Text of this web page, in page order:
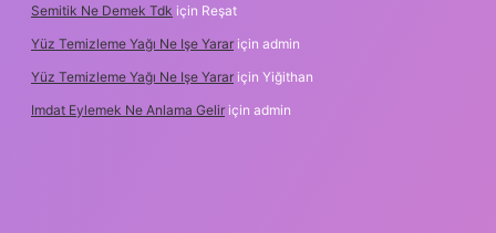
Semitik Ne Demek Tdk için Reşat
Yüz Temizleme Yağı Ne Işe Yarar için admin
Yüz Temizleme Yağı Ne Işe Yarar için Yiğithan
Imdat Eylemek Ne Anlama Gelir için admin